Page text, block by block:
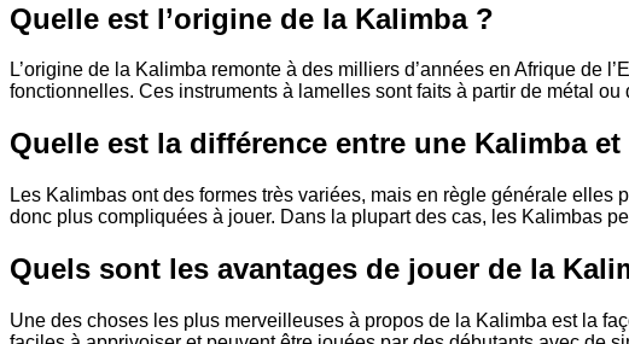
Quelle est l’origine de la Kalimba ?
L’origine de la Kalimba remonte à des milliers d’années en Afrique de
fonctionnelles. Ces instruments à lamelles sont faits à partir de métal
Quelle est la différence entre une Kalimba
Les Kalimbas ont des formes très variées, mais en règle générale
donc plus compliquées à jouer. Dans la plupart des cas, les Kalimbas
Quels sont les avantages de jouer de la
Une des choses les plus merveilleuses à propos de la Kalimba est la